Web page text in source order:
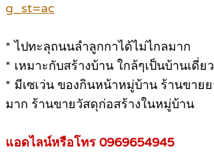
g_st=ac
* ไปทะลุถนนลำลูกกาได้ไม่ไกลมาก
* เหมาะกับสร้างบ้าน ใกล้ๆเป็นบ้านเดี่ยว
* มีเซเว่น ของกินหน้าหมู่บ้าน ร้านขายย
มาก ร้านขายวัสดุก่อสร้างในหมู่บ้าน
แอดไลน์หรือโทร 0969654945